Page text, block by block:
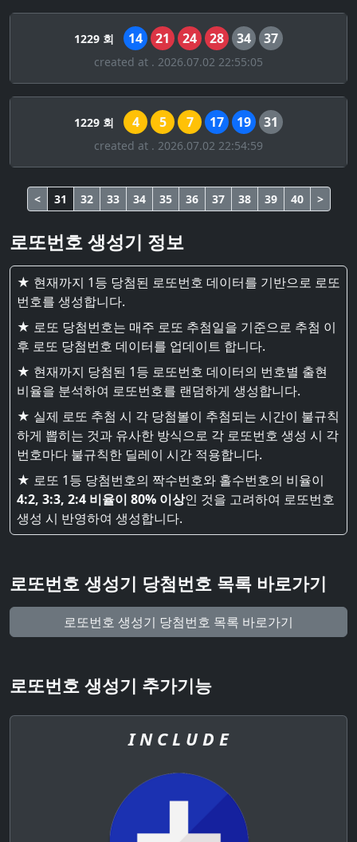
1229 회 14 21 24 28 34 37
created at . 2026.07.02 22:55:05
1229 회 4 5 7 17 19 31
created at . 2026.07.02 22:54:59
< 31 32 33 34 35 36 37 38 39 40 >
로또번호 생성기 정보
★ 현재까지 1등 당첨된 로또번호 데이터를 기반으로 로또
번호를 생성합니다.
★ 로또 당첨번호는 매주 로또 추첨일을 기준으로 추첨 이
후 로또 당첨번호 데이터를 업데이트 합니다.
★ 현재까지 당첨된 1등 로또번호 데이터의 번호별 출현
비율을 분석하여 로또번호를 랜덤하게 생성합니다.
★ 실제 로또 추첨 시 각 당첨볼이 추첨되는 시간이 불규칙
하게 뽑히는 것과 유사한 방식으로 각 로또번호 생성 시 각
번호마다 불규칙한 딜레이 시간 적용합니다.
★ 로또 1등 당첨번호의 짝수번호와 홀수번호의 비율이
4:2, 3:3, 2:4 비율이 80% 이상인 것을 고려하여 로또번호
생성 시 반영하여 생성합니다.
로또번호 생성기 당첨번호 목록 바로가기
로또번호 생성기 당첨번호 목록 바로가기
로또번호 생성기 추가기능
I N C L U D E